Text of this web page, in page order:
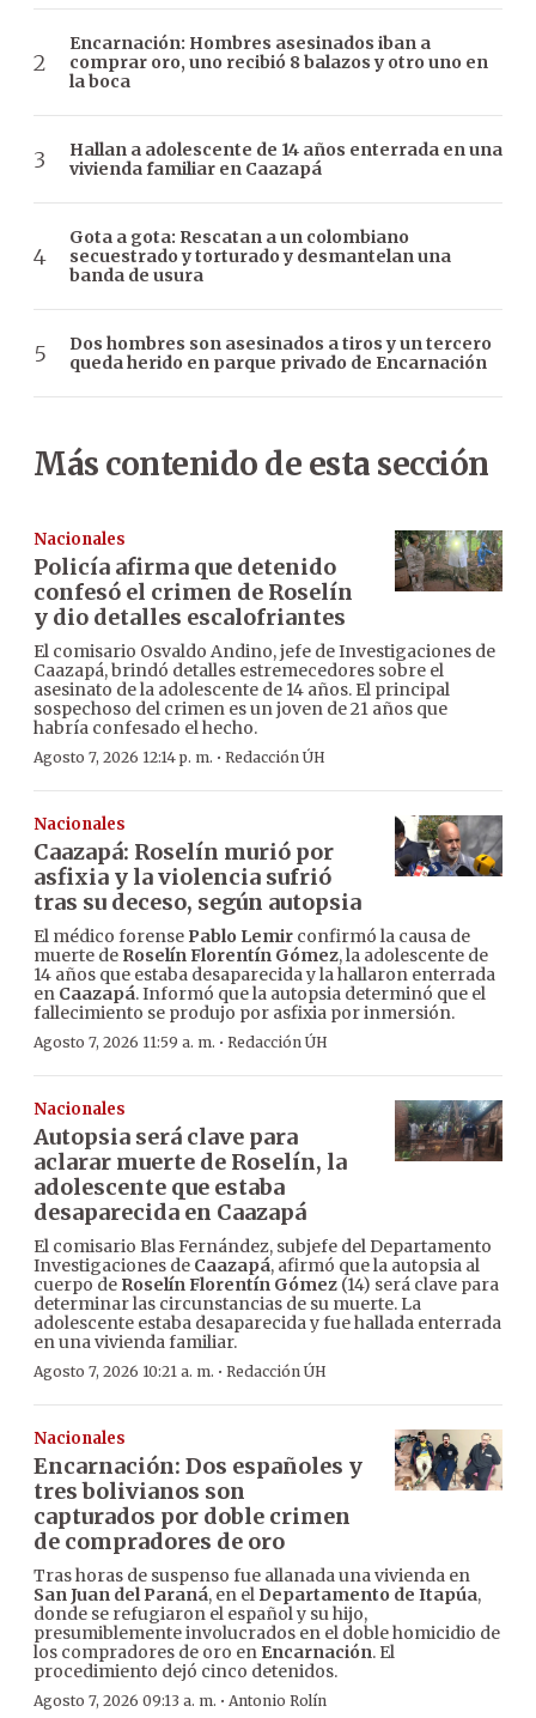
Encarnación: Hombres asesinados iban a
comprar oro, uno recibió 8 balazos y otro uno en
la boca
Hallan a adolescente de 14 años enterrada en una
vivienda familiar en Caazapá
Gota a gota: Rescatan a un colombiano
secuestrado y torturado y desmantelan una
banda de usura
Dos hombres son asesinados a tiros y un tercero
queda herido en parque privado de Encarnación
Más contenido de esta sección
Nacionales
Policía afirma que detenido
confesó el crimen de Roselín
y dio detalles escalofriantes
El comisario Osvaldo Andino, jefe de Investigaciones de
Caazapá, brindó detalles estremecedores sobre el
asesinato de la adolescente de 14 años. El principal
sospechoso del crimen es un joven de 21 años que
habría confesado el hecho.
Agosto 7, 2026 12:14 p. m. · Redacción ÚH
Nacionales
Caazapá: Roselín murió por
asfixia y la violencia sufrió
tras su deceso, según autopsia
El médico forense Pablo Lemir confirmó la causa de
muerte de Roselín Florentín Gómez, la adolescente de
14 años que estaba desaparecida y la hallaron enterrada
en Caazapá. Informó que la autopsia determinó que el
fallecimiento se produjo por asfixia por inmersión.
Agosto 7, 2026 11:59 a. m. · Redacción ÚH
Nacionales
Autopsia será clave para
aclarar muerte de Roselín, la
adolescente que estaba
desaparecida en Caazapá
El comisario Blas Fernández, subjefe del Departamento
Investigaciones de Caazapá, afirmó que la autopsia al
cuerpo de Roselín Florentín Gómez (14) será clave para
determinar las circunstancias de su muerte. La
adolescente estaba desaparecida y fue hallada enterrada
en una vivienda familiar.
Agosto 7, 2026 10:21 a. m. · Redacción ÚH
Nacionales
Encarnación: Dos españoles y
tres bolivianos son
capturados por doble crimen
de compradores de oro
Tras horas de suspenso fue allanada una vivienda en
San Juan del Paraná, en el Departamento de Itapúa,
donde se refugiaron el español y su hijo,
presumiblemente involucrados en el doble homicidio de
los compradores de oro en Encarnación. El
procedimiento dejó cinco detenidos.
Agosto 7, 2026 09:13 a. m. · Antonio Rolín